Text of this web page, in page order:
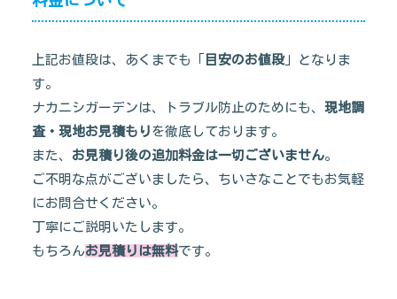
上記お値段は、あくまでも「 目安のお値段」となりま
す。
ナカニシガーデンは、トラブル防止のためにも、 現地調
査・現地お見積もり を徹底しております。
また、 お見積り後の追加料金は一切ございません。
ご不明な点がございましたら、ちいさなことでもお気軽
にお問合せください。
丁寧にご説明いたします。
もちろんお見積りは無料です。